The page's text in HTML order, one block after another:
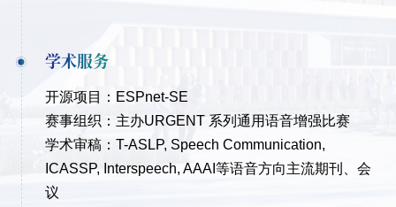
学术服务
开源项目： ESPnet-SE
赛事组织： 主办URGENT系列通用语音增强比赛
学术审稿：T-ASLP, Speech Communication,
ICASSP, Interspeech, AAAI等语音方向主流期刊、会
议